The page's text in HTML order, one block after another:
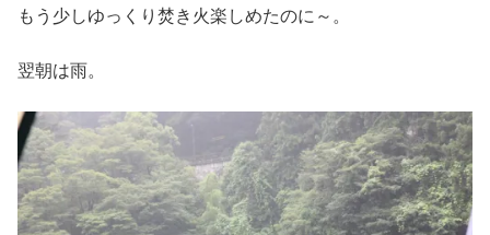
もう少しゆっくり焚き火楽しめたのに～。
翌朝は雨。